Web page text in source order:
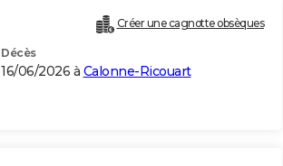
Créer une cagnotte obsèques
Décès
16/06/2026 à Calonne-Ricouart